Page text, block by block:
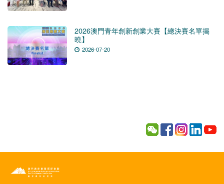
2026澳門青年創新創業大賽【總決賽名單揭
曉】
2026-07-20